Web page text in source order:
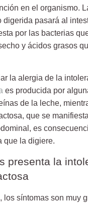
en el organismo.
digerida pasará al
por las bacterias
y ácidos grasos
la alergia de la
es producida por
de la leche,
que se
es
que la digiere.
presenta la
los síntomas son muy